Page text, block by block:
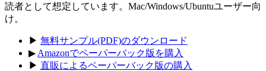
読者として想定しています。Mac/Windows/Ubuntuユーザー向
け。
▶ 無料サンプル(PDF)のダウンロード
▶ Amazonでペーパーバック版を購入
▶ 直販によるペーパーバック版の購入